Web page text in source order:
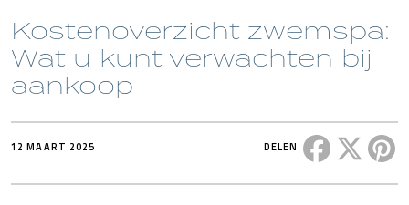
Kostenoverzicht zwemspa:
Wat u kunt verwachten bij
aankoop
12 MAART 2025 DELEN Deel ditDeel